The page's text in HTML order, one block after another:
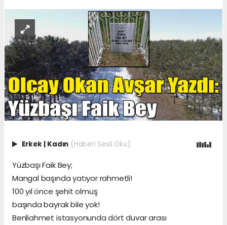
Erkek Kadın (Haberi Sesli Oku)
Yüzbaşı Faik Bey;
Mangal başında yatıyor rahmetli!
100 yıl önce şehit olmuş
başında bayrak bile yok!
Benliahmet istasyonunda dört duvar arası